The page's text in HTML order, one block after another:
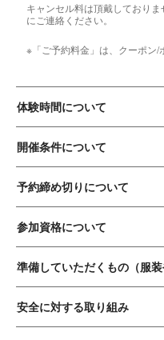
キャンセル料は頂戴しており
にご連絡ください。
※「ご予約料金」は、クーポン/
体験時間について
開催条件について
予約締め切りについて
参加資格について
準備していただくもの（服装
安全に対する取り組み